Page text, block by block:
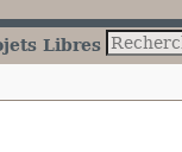
Libres